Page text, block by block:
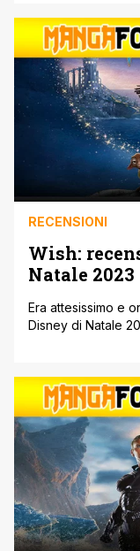
Plaion Pictures.
Limited Edition
disco. Il film,
RECENSIONI
Wish:
Natale 2023
Era attesissimo e
Disney di Natale
da Chris Buck (i
(Raya e l’ultimo